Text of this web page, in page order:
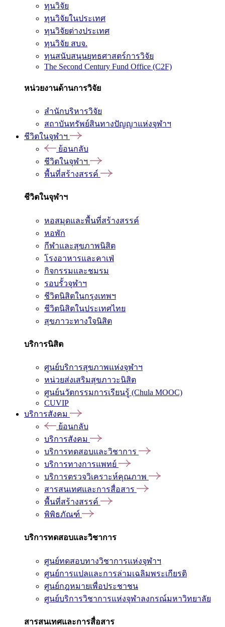
ทุนวิจัย
ทุนวิจัยในประเทศ
ทุนวิจัยต่างประเทศ
ทุนวิจัย สบจ.
ทุนสนับสนุนยุทธศาสตร์การวิจัย
The Second Century Fund Office (C2F)
หน่วยงานด้านการวิจัย
สำนักบริหารวิจัย
สถาบันทรัพย์สินทางปัญญาแห่งจุฬาฯ
ชีวิตในจุฬาฯ
ย้อนกลับ
ชีวิตในจุฬาฯ
พื้นที่สร้างสรรค์
ชีวิตในจุฬาฯ
หอสมุดและพื้นที่สร้างสรรค์
หอพัก
กีฬาและสุขภาพนิสิต
โรงอาหารและคาเฟ่
กิจกรรมและชมรม
รอบรั้วจุฬาฯ
ชีวิตนิสิตในกรุงเทพฯ
ชีวิตนิสิตในประเทศไทย
สุขภาวะทางใจนิสิต
บริการนิสิต
ศูนย์บริการสุขภาพแห่งจุฬาฯ
หน่วยส่งเสริมสุขภาวะนิสิต
ศูนย์นวัตกรรมการเรียนรู้ (Chula MOOC)
CUVIP
บริการสังคม
ย้อนกลับ
บริการสังคม
บริการทดสอบและวิชาการ
บริการทางการแพทย์
บริการตรวจวิเคราะห์คุณภาพ
สารสนเทศและการสื่อสาร
พื้นที่สร้างสรรค์
พิพิธภัณฑ์
บริการทดสอบและวิชาการ
ศูนย์ทดสอบทางวิชาการแห่งจุฬาฯ
ศูนย์การแปลและการล่ามเฉลิมพระเกียรติ
ศูนย์กฎหมายเพื่อประชาชน
ศูนย์บริการวิชาการแห่งจุฬาลงกรณ์มหาวิทยาลัย
สารสนเทศและการสื่อสาร